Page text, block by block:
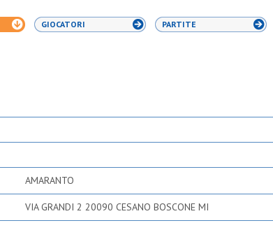
GIOCATORI PARTITE
AMARANTO
VIA GRANDI 2 20090 CESANO BOSCONE MI